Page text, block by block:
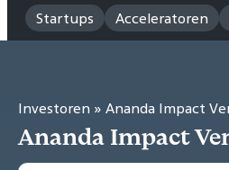
Startups Acceleratoren
Investoren » Ananda Impact
Ananda Impact